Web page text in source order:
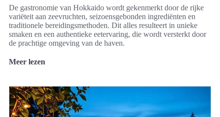
De gastronomie van Hokkaido wordt gekenmerkt door de rijke
variëteit aan zeevruchten, seizoensgebonden ingrediënten en
traditionele bereidingsmethoden. Dit alles resulteert in unieke
smaken en een authentieke eetervaring, die wordt versterkt door
de prachtige omgeving van de haven.
Meer lezen